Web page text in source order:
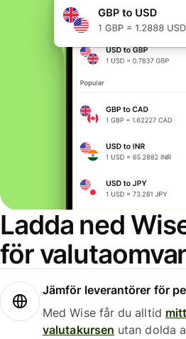
Ladda ned
för
Jämför leverantörer för
Med Wise får du alltid
valutakursen utan dolda